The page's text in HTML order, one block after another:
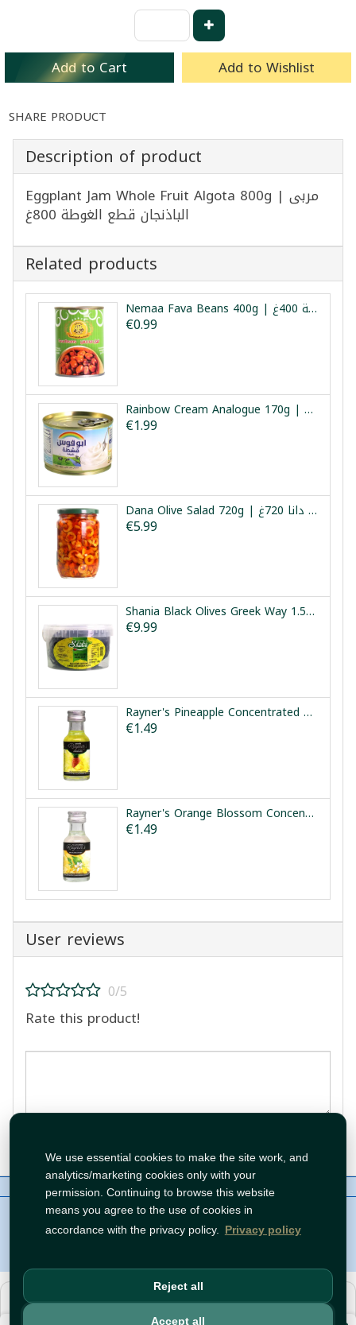
We use essential cookies to make the site work, and
analytics/marketing cookies only with your
permission. Continuing to browse this website
means you agree to the use of cookies in
accordance with the privacy policy. Privacy policy
Reject all
Accept all
Add to Cart Add to Wishlist
SHARE PRODUCT
Description of product
Eggplant Jam Whole Fruit Algota 800g | مربى
الباذنجان قطع الغوطة 800غ
Related products
Nemaa Fava Beans 400g | فول مدمس نعمة 400غ
€0.99
Rainbow Cream Analogue 170g | كريمة قوس قزح 170غ
€1.99
Dana Olive Salad 720g | سلطة زيتون دانا 720غ
€5.99
Shania Black Olives Greek Way 1.5kg | زيتون أسود طريقة يونانية شانيا 1.5كغ
€9.99
Rayner's Pineapple Concentrated Flavouring Essence 25ml | نكهة الأناناس المركزة رينرز 25مل
€1.49
Rayner's Orange Blossom Concentrated Flavouring Essence 28ml | مركز ماء الزهر رينرز 28مل
€1.49
User reviews
0/5
Rate this product!
Contact Policies
Copyright© Tawfeer 2018-2026
هذا متجر جملة. الأسعار وميزات الشراء متاحة فقط للحساباتالمسجّلة
والمفعّلة